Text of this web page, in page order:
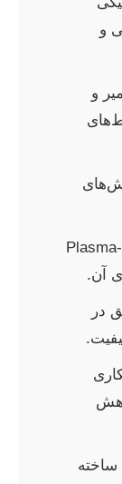
و
و
جوشکاری پلاسما-قوس هیبریدی (Plasma-
در